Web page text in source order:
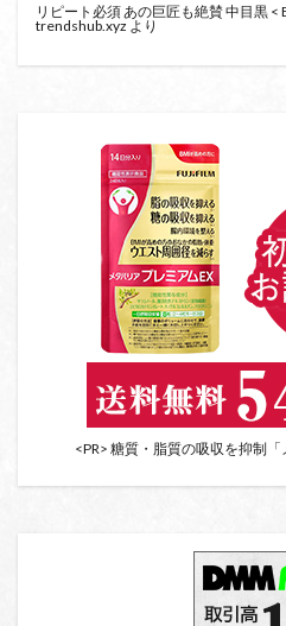
リピート必須 あの巨匠も絶賛 中目黒 <
trendshub.xyz より
<PR> 糖質・脂質の吸収を抑制「